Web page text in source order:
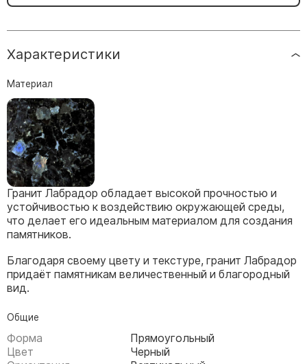
Памятники Крест
Памятники военным
Памятники с фотокерамикой
Памятники двойные
Памятники женщине
Памятники жене
Памятники девушке
Памятники дедушке
Характеристики
Материал
Гранит Лабрадор обладает высокой прочностью и
устойчивостью к воздействию окружающей среды,
что делает его идеальным материалом для создания
памятников.
Благодаря своему цвету и текстуре, гранит Лабрадор
придаёт памятникам величественный и благородный
вид.
Общие
Форма
Прямоугольный
Цвет
Черный